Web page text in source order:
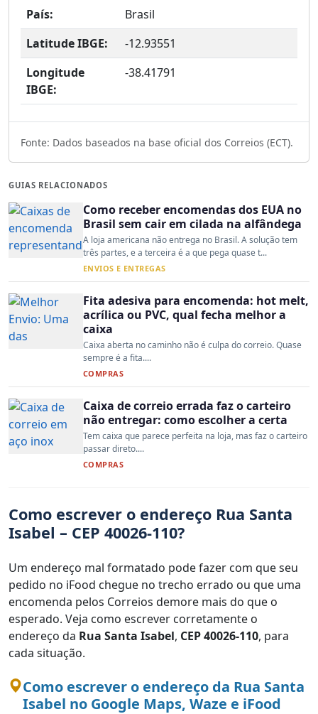
País:
Brasil
Latitude IBGE:
-12.93551
Longitude
IBGE:
-38.41791
Fonte: Dados baseados na base oficial dos Correios (ECT).
GUIAS RELACIONADOS
Como receber encomendas dos EUA no
Brasil sem cair em cilada na alfândega
A loja americana não entrega no Brasil. A solução tem
três partes, e a terceira é a que pega quase t...
ENVIOS E ENTREGAS
Fita adesiva para encomenda: hot melt,
acrílica ou PVC, qual fecha melhor a
caixa
Caixa aberta no caminho não é culpa do correio. Quase
sempre é a fita....
COMPRAS
Caixa de correio errada faz o carteiro
não entregar: como escolher a certa
Tem caixa que parece perfeita na loja, mas faz o carteiro
passar direto....
COMPRAS
Como escrever o endereço Rua Santa
Isabel – CEP 40026-110?
Um endereço mal formatado pode fazer com que seu
pedido no iFood chegue no trecho errado ou que uma
encomenda pelos Correios demore mais do que o
esperado. Veja como escrever corretamente o
endereço da Rua Santa Isabel, CEP 40026-110, para
cada situação.
Como escrever o endereço da Rua Santa
Isabel no Google Maps, Waze e iFood